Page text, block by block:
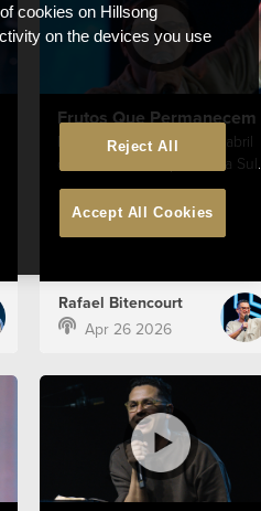
Frutos Que Permanecem
Mensagem do dia 26 de abril
de 2026 no campus Zona Sul.
Rafael Bitencourt
Apr 26 2026
cookies on Hillsong
on the devices you use
Reject All
Accept All Cookies